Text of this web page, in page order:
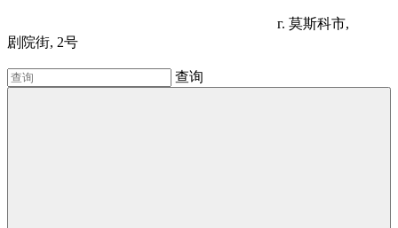
г. 莫斯科市,
剧院街, 2号
查询